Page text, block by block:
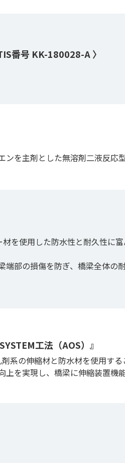
番号 KK-180028-A 〉
ンを主剤とした無溶剤二液反応
を使用した防水性と耐久性に
端部の損傷を防ぎ、橋梁全体の
工法（AOS）』
系の伸縮材と防水材を使用す
上を実現し、橋梁に伸縮装置機